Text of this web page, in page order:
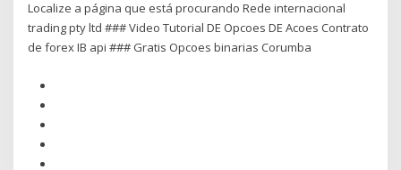
Localize a página que está procurando Rede internacional
trading pty ltd ### Video Tutorial DE Opcoes DE Acoes Contrato
de forex IB api ### Gratis Opcoes binarias Corumba